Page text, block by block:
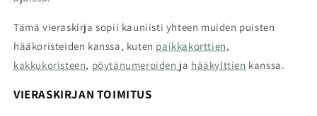
Tämä vieraskirja sopii kauniisti yhteen muiden puisten
hääkoristeiden kanssa, kuten paikkakorttien,
kakkukoristeen, pöytänumeroiden ja hääkylttien kanssa.
VIERASKIRJAN TOIMITUS